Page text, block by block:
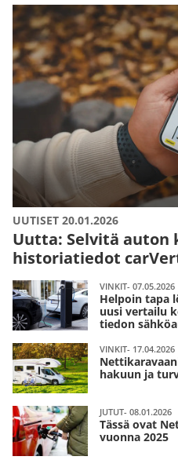
UUTISET 20.01.2026
Uutta: Selvitä auton
historiatiedot
VINKIT- 07.05.2026
Helpoin tapa
uusi vertailu
tiedon
VINKIT- 17.04.2026
hakuun ja
JUTUT- 08.01.2026
Tässä ovat
vuonna 2025